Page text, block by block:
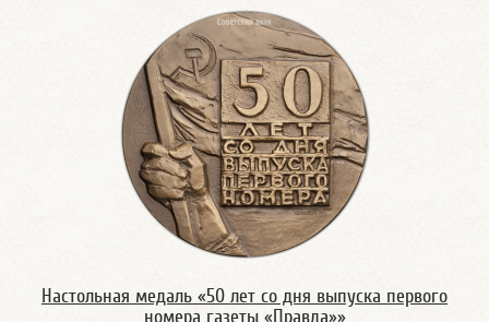
Настольная медаль «50 лет со дня выпуска первого
номера газеты «Правда»»